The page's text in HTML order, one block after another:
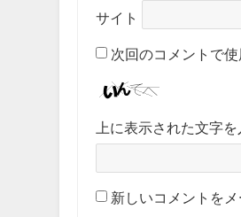
サイト
次回のコメントで
上に表示された文字
新しいコメントを